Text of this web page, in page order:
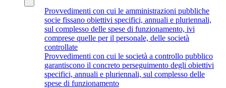
Provvedimenti con cui le amministrazioni pubbliche
socie fissano obiettivi specifici, annuali e pluriennali,
sul complesso delle spese di funzionamento, ivi
comprese quelle per il personale, delle società
controllate
Provvedimenti con cui le società a controllo pubblico
garantiscono il concreto perseguimento degli obiettivi
specifici, annuali e pluriennali, sul complesso delle
spese di funzionamento